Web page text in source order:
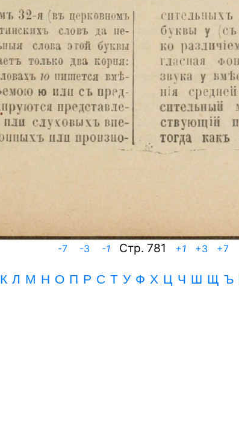
-7 -3 -1 Cтр. 781 +1 +3 +7
К Л М Н О П Р С Т У Ф Х Ц Ч Ш Щ Ъ